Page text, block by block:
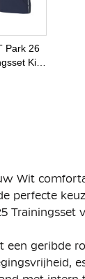
Park 26
Kids
Wit
Wit
perfecte
Trainingsset
een geribde